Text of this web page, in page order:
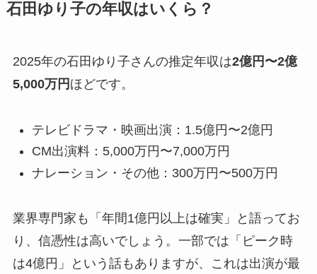
石田ゆり子の年収はいくら？
2025年の石田ゆり子さんの推定年収は2億円〜2億
5,000万円 ほどです。
テレビドラマ・映画出演：1.5億円〜2億円
CM出演料：5,000万円〜7,000万円
ナレーション・その他：300万円〜500万円
業界専門家も「年間1億円以上は確実」と語ってお
り、信憑性は高いでしょう。一部では「ピーク時
は4億円」という話もありますが、これは出演が最